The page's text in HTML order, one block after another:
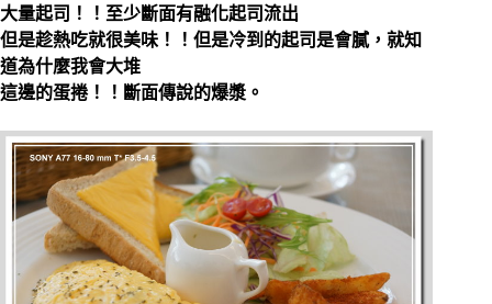
大量起司！！至少斷面有融化起司流出
但是趁熱吃就很美味！！但是冷到的起司是會膩，就知
道為什麼我會大堆
這邊的蛋捲！！斷面傳說的爆漿。